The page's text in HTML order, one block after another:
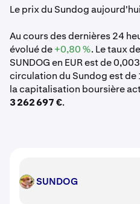
Le prix du Sundog
Au cours des dernières 24
évolué de+0,80 %. Le taux
SUNDOG en EUR est de
circulation du Sundog est de
la capitalisation boursière
3 262 697 €.
SUNDOG SUNDOG